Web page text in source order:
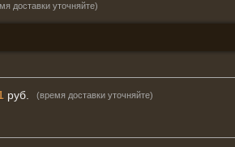
доставки уточняйте)
руб. (время доставки уточняйте)